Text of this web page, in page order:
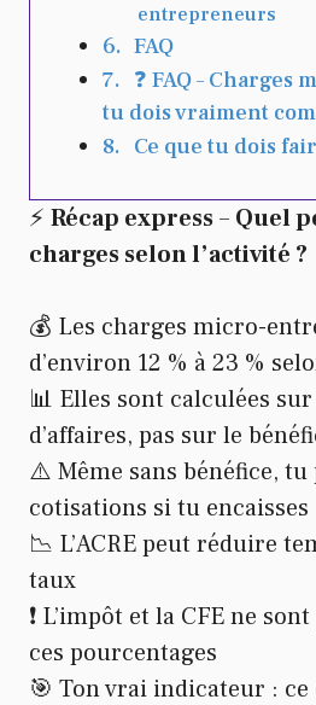
entrepreneurs
FAQ
❓ FAQ –
tu dois vraiment
Ce que tu dois
⚡️ Récap express– Quel
charges selon l’activité ?
💰 Les charges micro-
d’environ 12 % à 23 %
📊 Elles sont calculées
d’affaires, pas sur le
⚠️ Même sans bénéfice, tu
cotisations si tu encaisses
📉 L’ACRE peut réduire
taux
❗ L’impôt et la CFE ne
ces pourcentages
🎯 Ton vrai indicateur : ce